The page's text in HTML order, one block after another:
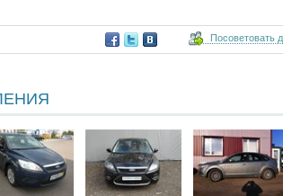
Посоветовать